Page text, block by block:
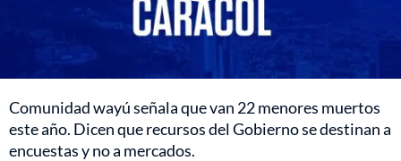
Comunidad wayú señala que van 22 menores muertos
este año. Dicen que recursos del Gobierno se destinan a
encuestas y no a mercados.